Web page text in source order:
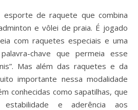
e vôlei de praia. É jogado
com raquetes especiais e uma
chave que permeia esse
Mas além das raquetes e da
importante nessa modalidade
conhecidas como sapatilhas, que
estabilidade e aderência aos